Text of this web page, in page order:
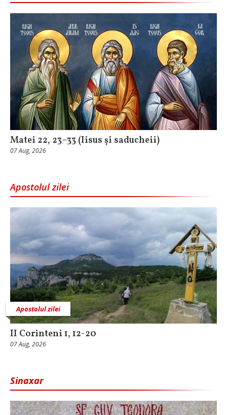
Matei 22, 23–33 (Iisus și saducheii)
07 Aug, 2026
Apostolul zilei
Apostolul zilei
II Corinteni 1, 12-20
07 Aug, 2026
Sinaxar